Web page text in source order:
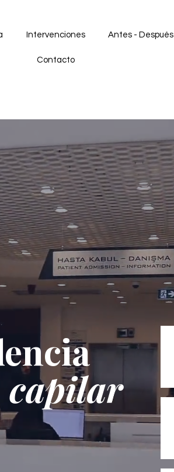
Intervenciones Antes - Después
Contacto
capilar